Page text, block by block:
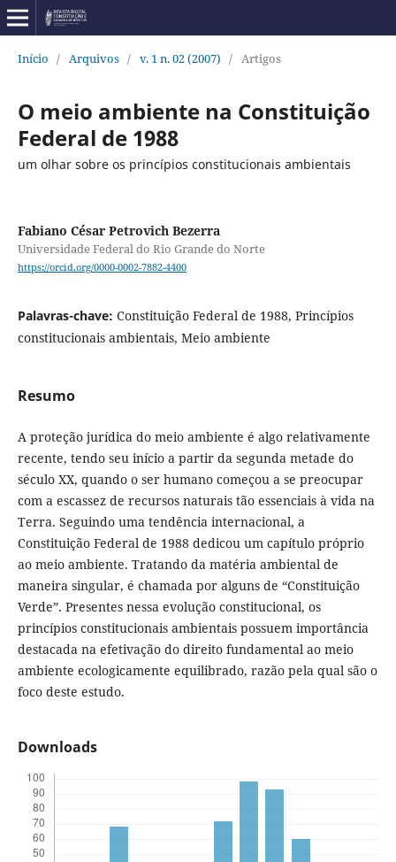
Início / Arquivos / v. 1 n. 02 (2007) / Artigos
O meio ambiente na Constituição
Federal de 1988
um olhar sobre os princípios constitucionais ambientais
Fabiano César Petrovich Bezerra
Universidade Federal do Rio Grande do Norte
https://orcid.org/0000-0002-7882-4400
Palavras-chave: Constituição Federal de 1988, Princípios
constitucionais ambientais, Meio ambiente
Resumo
A proteção jurídica do meio ambiente é algo relativamente
recente, tendo seu início a partir da segunda metade do
século XX, quando o ser humano começou a se preocupar
com a escassez de recursos naturais tão essenciais à vida na
Terra. Seguindo uma tendência internacional, a
Constituição Federal de 1988 dedicou um capítulo próprio
ao meio ambiente. Tratando da matéria ambiental de
maneira singular, é chamada por alguns de “Constituição
Verde”. Presentes nessa evolução constitucional, os
princípios constitucionais ambientais possuem importância
destacada na efetivação do direito fundamental ao meio
ambiente ecologicamente equilibrado, razão pela qual são o
foco deste estudo.
Downloads